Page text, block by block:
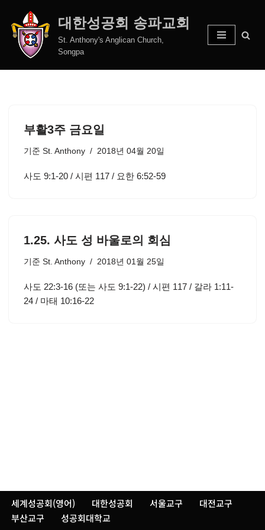
콘
대한성공회 송파교회
St. Anthony's Anglican Church,
Songpa
부활3주 금요일
기준 St. Anthony 2018년 04월 20일
사도 9:1-20 / 시편 117 / 요한 6:52-59
1.25. 사도 성 바울로의 회심
기준 St. Anthony 2018년 01월 25일
사도 22:3-16 (또는 사도 9:1-22) / 시편 117 / 갈라 1:11-
24 / 마태 10:16-22
세계성공회(영어) 대한성공회 서울교구
대전교구
부산교구
성공회대학교